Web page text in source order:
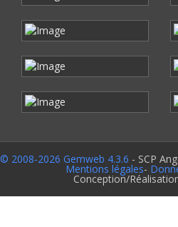
© 2008-2026 Gemweb 4.3.6 - SCP
Mentions légales-
Conception/